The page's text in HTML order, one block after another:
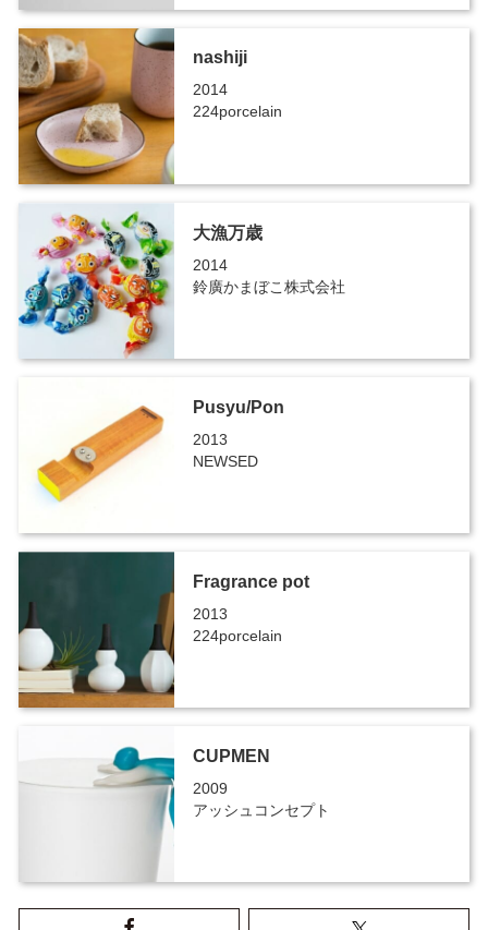
nashiji
2014
224porcelain
大漁万歳
2014
鈴廣かまぼこ株式会社
Pusyu/Pon
2013
NEWSED
Fragrance pot
2013
224porcelain
CUPMEN
2009
アッシュコンセプト